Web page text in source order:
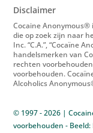
Disclaimer
Cocaine Anonymous®
die op zoek zijn naar
Inc. “C.A.”, “Cocaïne
handelsmerken van
rechten
voorbehouden.
Alcoholics
© 1997 - 2026 |
voorbehouden -